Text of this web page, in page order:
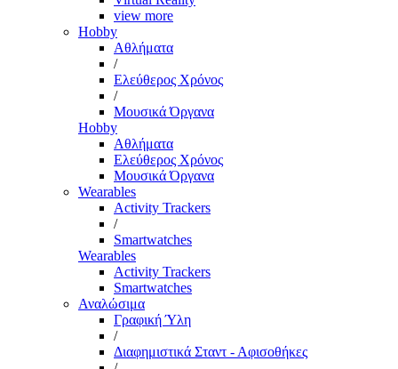
view more
Hobby
Αθλήματα
/
Ελεύθερος Χρόνος
/
Μουσικά Όργανα
Hobby
Αθλήματα
Ελεύθερος Χρόνος
Μουσικά Όργανα
Wearables
Activity Trackers
/
Smartwatches
Wearables
Activity Trackers
Smartwatches
Αναλώσιμα
Γραφική Ύλη
/
Διαφημιστικά Σταντ - Αφισοθήκες